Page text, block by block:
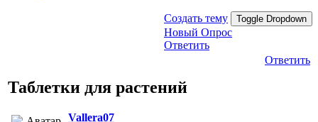
Создать тему Toggle Dropdown
Новый Опрос
Ответить
Ответить
Таблетки для растений
Vallera07